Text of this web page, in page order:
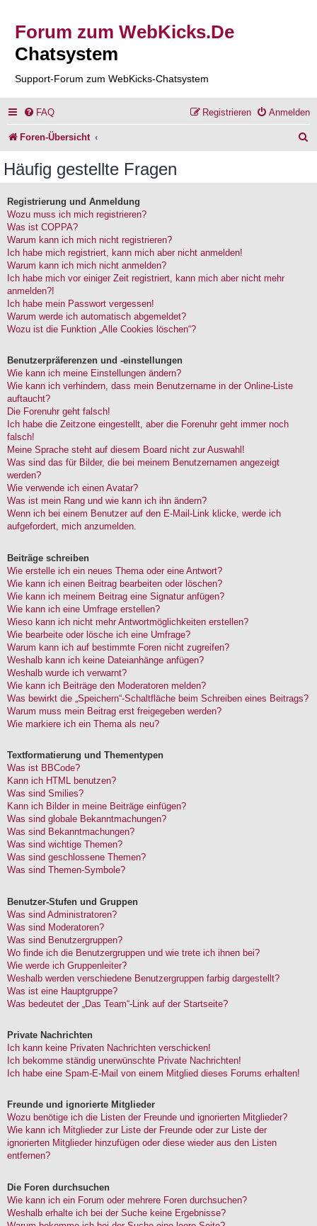
Forum zum WebKicks.De
Chatsystem
Support-Forum zum WebKicks-Chatsystem
FAQ Anmelden
Registrieren
Foren-Übersicht
Häufig gestellte Fragen
Registrierung und Anmeldung
Wozu muss ich mich registrieren?
Was ist COPPA?
Warum kann ich mich nicht registrieren?
Ich habe mich registriert, kann mich aber nicht anmelden!
Warum kann ich mich nicht anmelden?
Ich habe mich vor einiger Zeit registriert, kann mich aber nicht mehr
anmelden?!
Ich habe mein Passwort vergessen!
Warum werde ich automatisch abgemeldet?
Wozu ist die Funktion „Alle Cookies löschen“?
Benutzerpräferenzen und -einstellungen
Wie kann ich meine Einstellungen ändern?
Wie kann ich verhindern, dass mein Benutzername in der Online-Liste
auftaucht?
Die Forenuhr geht falsch!
Ich habe die Zeitzone eingestellt, aber die Forenuhr geht immer noch
falsch!
Meine Sprache steht auf diesem Board nicht zur Auswahl!
Was sind das für Bilder, die bei meinem Benutzernamen angezeigt
werden?
Wie verwende ich einen Avatar?
Was ist mein Rang und wie kann ich ihn ändern?
Wenn ich bei einem Benutzer auf den E-Mail-Link klicke, werde ich
aufgefordert, mich anzumelden.
Beiträge schreiben
Wie erstelle ich ein neues Thema oder eine Antwort?
Wie kann ich einen Beitrag bearbeiten oder löschen?
Wie kann ich meinem Beitrag eine Signatur anfügen?
Wie kann ich eine Umfrage erstellen?
Wieso kann ich nicht mehr Antwortmöglichkeiten erstellen?
Wie bearbeite oder lösche ich eine Umfrage?
Warum kann ich auf bestimmte Foren nicht zugreifen?
Weshalb kann ich keine Dateianhänge anfügen?
Weshalb wurde ich verwarnt?
Wie kann ich Beiträge den Moderatoren melden?
Was bewirkt die „Speichern“-Schaltfläche beim Schreiben eines Beitrags?
Warum muss mein Beitrag erst freigegeben werden?
Wie markiere ich ein Thema als neu?
Textformatierung und Thementypen
Was ist BBCode?
Kann ich HTML benutzen?
Was sind Smilies?
Kann ich Bilder in meine Beiträge einfügen?
Was sind globale Bekanntmachungen?
Was sind Bekanntmachungen?
Was sind wichtige Themen?
Was sind geschlossene Themen?
Was sind Themen-Symbole?
Benutzer-Stufen und Gruppen
Was sind Administratoren?
Was sind Moderatoren?
Was sind Benutzergruppen?
Wo finde ich die Benutzergruppen und wie trete ich ihnen bei?
Wie werde ich Gruppenleiter?
Weshalb werden verschiedene Benutzergruppen farbig dargestellt?
Was ist eine Hauptgruppe?
Was bedeutet der „Das Team“-Link auf der Startseite?
Private Nachrichten
Ich kann keine Privaten Nachrichten verschicken!
Ich bekomme ständig unerwünschte Private Nachrichten!
Ich habe eine Spam-E-Mail von einem Mitglied dieses Forums erhalten!
Freunde und ignorierte Mitglieder
Wozu benötige ich die Listen der Freunde und ignorierten Mitglieder?
Wie kann ich Mitglieder zur Liste der Freunde oder zur Liste der
ignorierten Mitglieder hinzufügen oder diese wieder aus den Listen
entfernen?
Die Foren durchsuchen
Wie kann ich ein Forum oder mehrere Foren durchsuchen?
Weshalb erhalte ich bei der Suche keine Ergebnisse?